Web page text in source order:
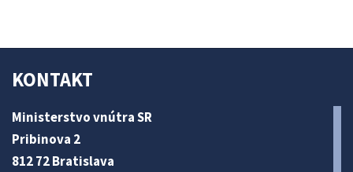
KONTAKT
Ministerstvo vnútra SR
Pribinova 2
812 72 Bratislava